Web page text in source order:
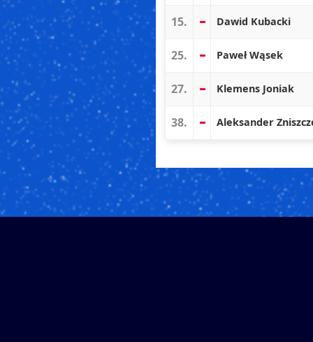
15. Dawid Kubacki
25. Paweł Wąsek
27. Klemens Joniak
38. Aleksander